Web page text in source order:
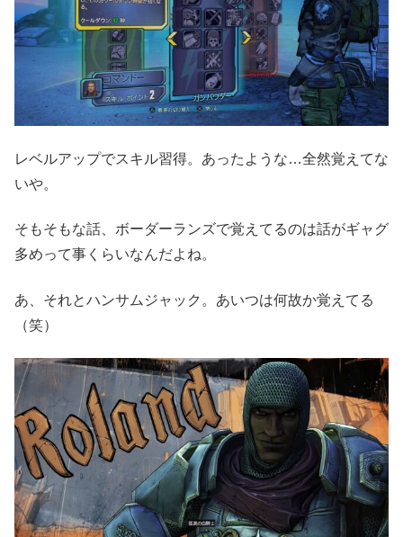
レベルアップでスキル習得。あったような…全然覚えてな
いや。
そもそもな話、ボーダーランズで覚えてるのは話がギャグ
多めって事くらいなんだよね。
あ、それとハンサムジャック。あいつは何故か覚えてる
（笑）